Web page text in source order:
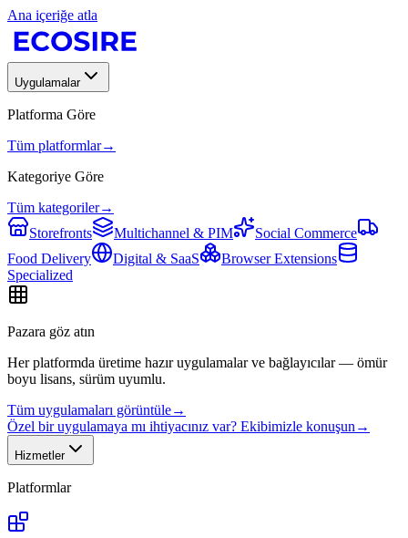
Ana içeriğe atla
Uygulamalar
Platforma Göre
Tüm platformlar→
Kategoriye Göre
Tüm kategoriler→
Storefronts
Multichannel & PIM
Social Commerce
Food Delivery
Digital & SaaS
Browser Extensions
Specialized
Pazara göz atın
Her platformda üretime hazır uygulamalar ve bağlayıcılar — ömür
boyu lisans, sürüm uyumlu.
Tüm uygulamaları görüntüle→
Özel bir uygulamaya mı ihtiyacınız var? Ekibimizle konuşun →
Hizmetler
Platformlar